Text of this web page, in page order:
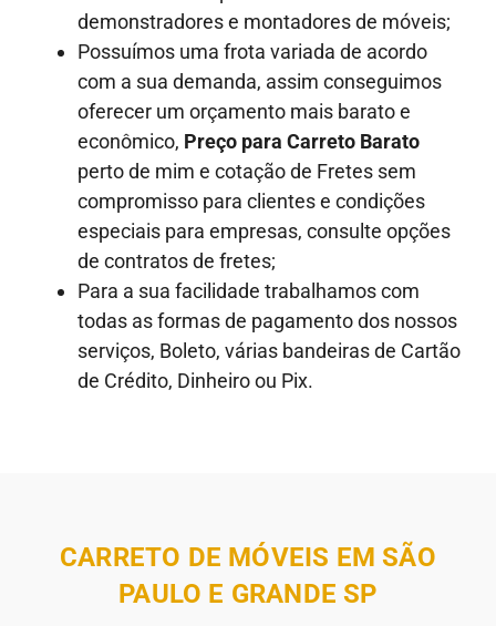
demonstradores e montadores de móveis;
Possuímos uma frota variada de acordo
com a sua demanda, assim conseguimos
oferecer um orçamento mais barato e
econômico, Preço para Carreto Barato
perto de mim e cotação de Fretes sem
compromisso para clientes e condições
especiais para empresas, consulte opções
de contratos de fretes;
Para a sua facilidade trabalhamos com
todas as formas de pagamento dos nossos
serviços, Boleto, várias bandeiras de Cartão
de Crédito, Dinheiro ou Pix.
CARRETO DE MÓVEIS EM SÃO
PAULO E GRANDE SP